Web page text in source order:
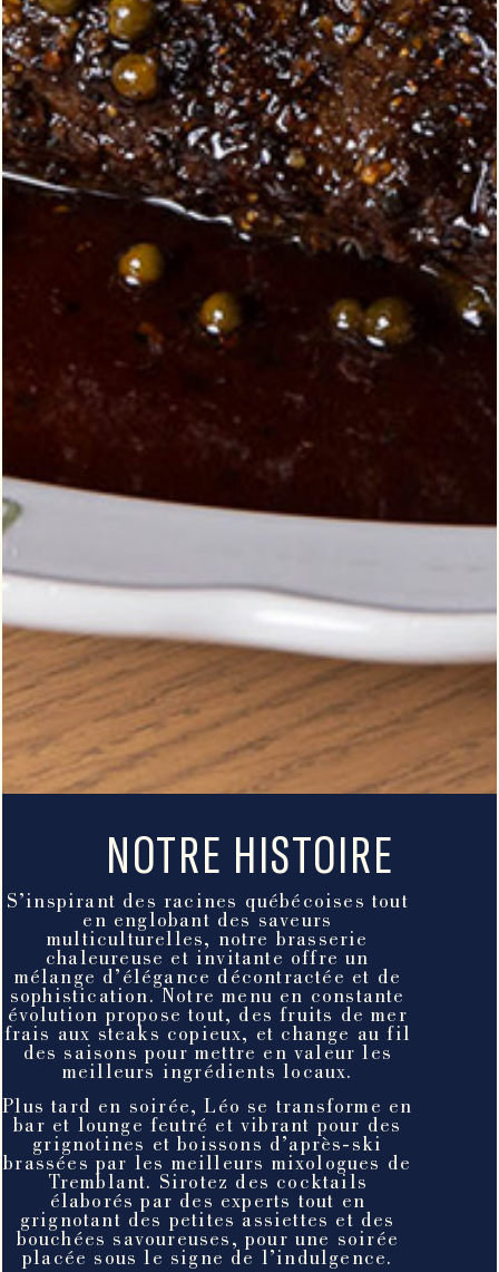
NOTRE HISTOIRE
S’inspirant des racines québécoises tout
en englobant des saveurs
multiculturelles, notre brasserie
chaleureuse et invitante offre un
mélange d’élégance décontractée et de
sophistication. Notre menu en constante
évolution propose tout, des fruits de mer
frais aux steaks copieux, et change au fil
des saisons pour mettre en valeur les
meilleurs ingrédients locaux.
Plus tard en soirée, Léo se transforme en
bar et lounge feutré et vibrant pour des
grignotines et boissons d’après-ski
brassées par les meilleurs mixologues de
Tremblant. Sirotez des cocktails
élaborés par des experts tout en
grignotant des petites assiettes et des
bouchées savoureuses, pour une soirée
placée sous le signe de l’indulgence.